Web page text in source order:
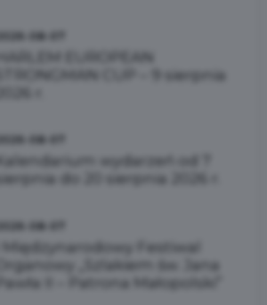
2026-08-07
HARLEM EUROPEAN
STRONGMAN CUP – 9 sierpnia
Kalendarium wydarzeń od 7
sierpnia do 20 sierpnia 2026 r.
2026-08-07
I Międzynarodowy Festiwal
Organowy „Szlakiem św. Jana
Pawła II – Patrona Małopolski”